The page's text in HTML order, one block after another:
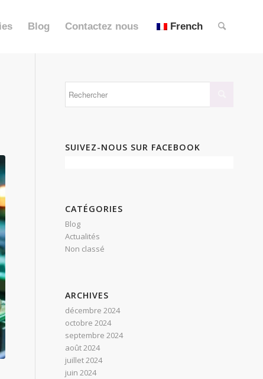
Blog Contactez nous French
SUIVEZ-NOUS SUR FACEBOOK
CATÉGORIES
Blog
Actualités
Non classé
ARCHIVES
décembre 2024
octobre 2024
septembre 2024
août 2024
juillet 2024
juin 2024